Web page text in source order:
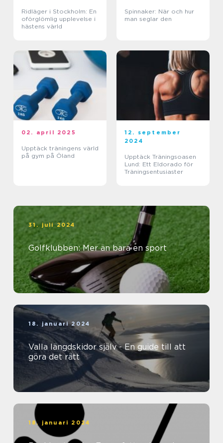
Ridläger i Stockholm: En
oförglömlig upplevelse i
hästens värld
Spinnaker: När och hur
man seglar den
02. april 2025
Upptäck träningens värld
på gym på Öland
12. september
2024
Upptäck Träningsoasen
Lund: Ett Eldorado för
Träningsentusiaster
31. juli 2024
Golfklubben: Mer än bara en sport
18. januari 2024
Valla längdskidor själv - En guide till att
göra det rätt
18. januari 2024